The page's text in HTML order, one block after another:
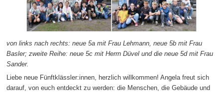
von links nach rechts: neue 5a mit Frau Lehmann, neue 5b mit Frau
Basler; zweite Reihe: neue 5c mit Herrn Düvel und die neue 5d mit Frau
Sander.
Liebe neue Fünftklässler:innen, herzlich willkommen! Angela freut sich
darauf, von euch entdeckt zu werden: die Menschen, die Gebäude und